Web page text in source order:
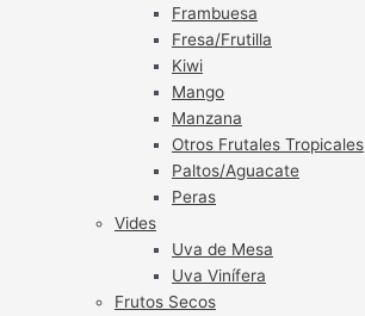
Frambuesa
Fresa/Frutilla
Kiwi
Mango
Manzana
Otros Frutales Tropicales
Paltos/Aguacate
Peras
Vides
Uva de Mesa
Uva Vinífera
Frutos Secos